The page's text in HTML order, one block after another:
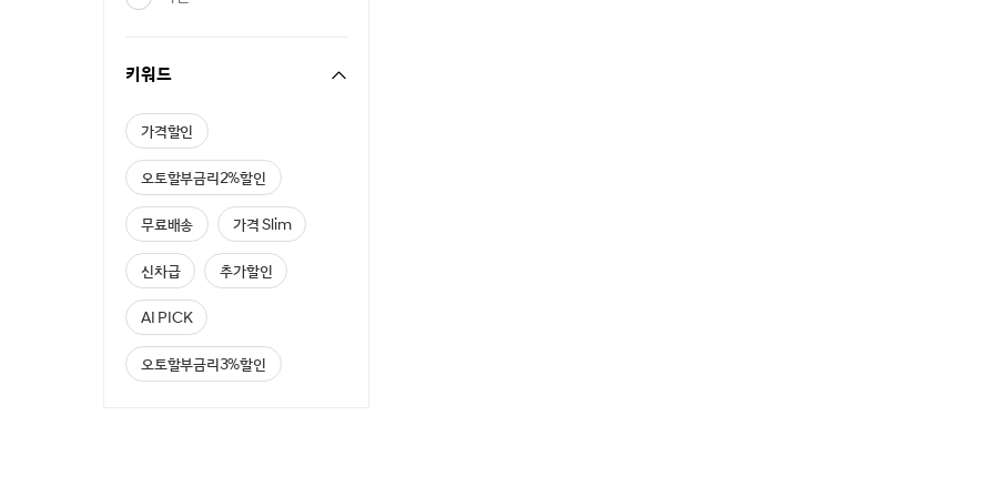
키워드
가격할인
오토할부금리2%할인
무료배송 가격 Slim
신차급 추가할인
AI PICK
오토할부금리3%할인